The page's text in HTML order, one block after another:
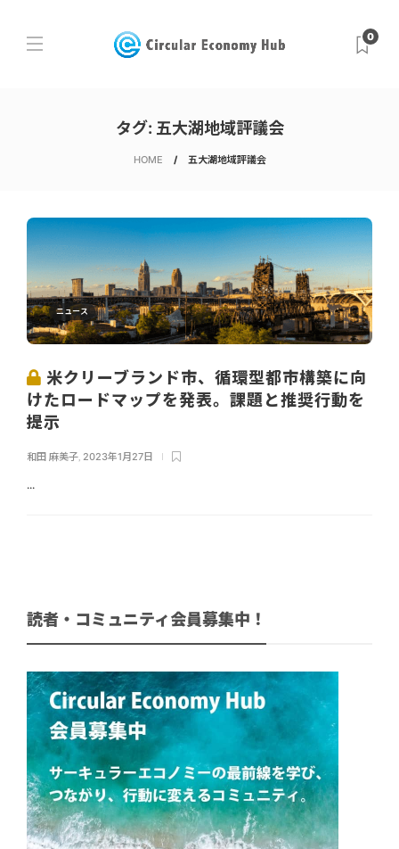
0
タグ: 五大湖地域評議会
HOME 五大湖地域評議会
ニュース
米クリーブランド市、循環型都市構築に向
けたロードマップを発表。課題と推奨行動を
提示
和田 麻美子, 2023年1月27日
...
読者・コミュニティ会員募集中！